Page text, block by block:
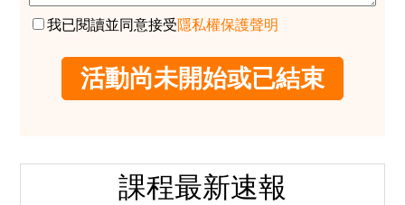
課程最新速報
我已閱讀並同意接受隱私權保護聲明